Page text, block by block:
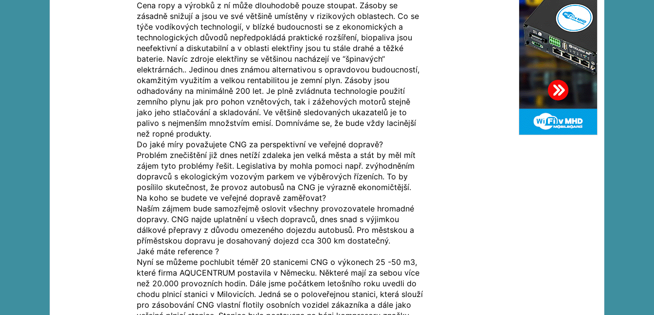
Cena ropy a výrobků z ní může dlouhodobě pouze stoupat. Zásoby se
zásadně snižují a jsou ve své většině umístěny v rizikových oblastech. Co se
týče vodíkových technologií, v blízké budoucnosti se z ekonomických a
technologických důvodů nepředpokládá praktické rozšíření, biopaliva jsou
neefektivní a diskutabilní a v oblasti elektřiny jsou tu stále drahé a těžké
baterie. Navíc zdroje elektřiny se většinou nacházejí ve “špinavých“
elektrárnách.. Jedinou dnes známou alternativou s opravdovou budoucností,
okamžitým využitím a velkou rentabilitou je zemní plyn. Zásoby jsou
odhadovány na minimálně 200 let. Je plně zvládnuta technologie použití
zemního plynu jak pro pohon vznětových, tak i zážehových motorů stejně
jako jeho stlačování a skladování. Ve většině sledovaných ukazatelů je to
palivo s nejmenším množstvím emisí. Domníváme se, že bude vždy lacinější
než ropné produkty.
Do jaké míry považujete CNG za perspektivní ve veřejné dopravě?
Problém znečištění již dnes netíží zdaleka jen velká města a stát by měl mít
zájem tyto problémy řešit. Legislativa by mohla pomoci např. zvýhodněním
dopravců s ekologickým vozovým parkem ve výběrových řízeních. To by
posílilo skutečnost, že provoz autobusů na CNG je výrazně ekonomičtější.
Na koho se budete ve veřejné dopravě zaměřovat?
Naším zájmem bude samozřejmě oslovit všechny provozovatele hromadné
dopravy. CNG najde uplatnění u všech dopravců, dnes snad s výjimkou
dálkové přepravy z důvodu omezeného dojezdu autobusů. Pro městskou a
příměstskou dopravu je dosahovaný dojezd cca 300 km dostatečný.
Jaké máte reference ?
Nyní se můžeme pochlubit téměř 20 stanicemi CNG o výkonech 25 -50 m3,
které firma AQUCENTRUM postavila v Německu. Některé mají za sebou více
než 20.000 provozních hodin. Dále jsme počátkem letošního roku uvedli do
chodu plnicí stanici v Milovicích. Jedná se o poloveřejnou stanici, která slouží
pro zásobování CNG vlastní flotily osobních vozidel zákazníka a dále jako